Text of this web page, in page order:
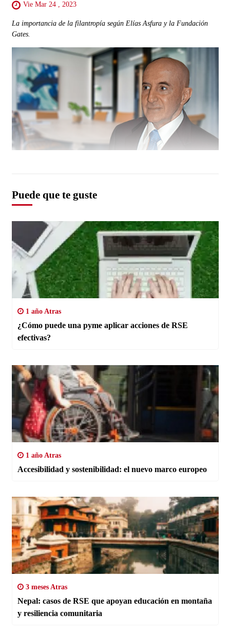
Vie Mar 24 , 2023
La importancia de la filantropía según Elías Asfura y la Fundación
Gates.
Puede que te guste
1 año Atras
¿Cómo puede una pyme aplicar acciones de RSE
efectivas?
1 año Atras
Accesibilidad y sostenibilidad: el nuevo marco europeo
3 meses Atras
Nepal: casos de RSE que apoyan educación en montaña
y resiliencia comunitaria